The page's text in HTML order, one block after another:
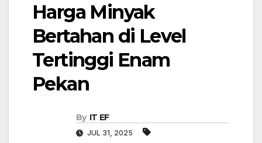
Harga Minyak
Bertahan di Level
Tertinggi Enam
Pekan
By IT EF
JUL 31, 2025